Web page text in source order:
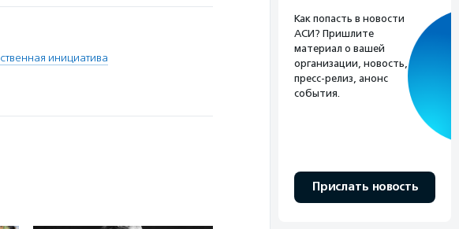
инициатива
Как попасть в новости
АСИ? Пришлите
материал о вашей
организации, новость,
пресс-релиз, анонс
события.
Прислать новость